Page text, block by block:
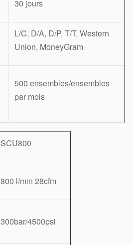
30 jours
L/C, D/A, D/P, T/T, Western
Union, MoneyGram
500 ensembles/ensembles
par mois
SCU800
800 l/min 28cfm
300bar/4500psi